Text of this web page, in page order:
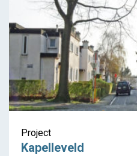
Project
Kapelleveld